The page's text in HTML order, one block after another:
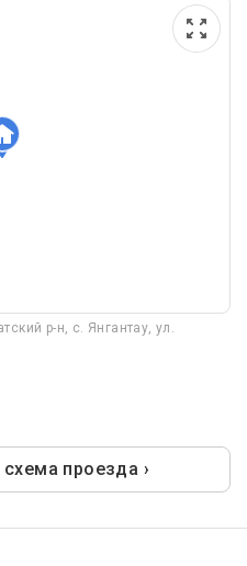
р-н, с. Янгантау, ул.
проезда ›